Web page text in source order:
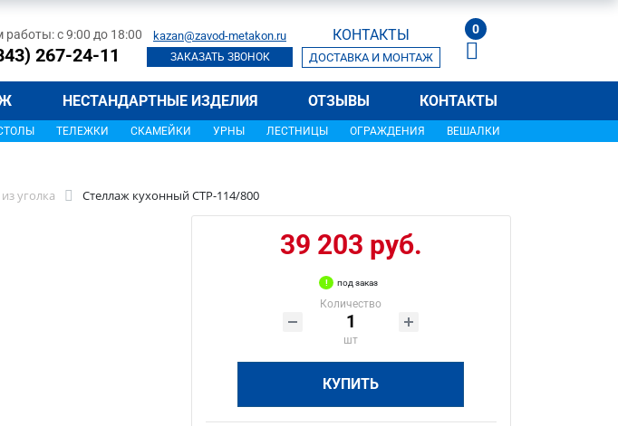
работы: с 9:00 до 18:00
267-24-11
kazan@zavod-metakon.ru
ЗАКАЗАТЬ ЗВОНОК
КОНТАКТЫ
ДОСТАВКА И МОНТАЖ
0
НЕСТАНДАРТНЫЕ ИЗДЕЛИЯ ОТЗЫВЫ КОНТАКТЫ
ТЕЛЕЖКИ СКАМЕЙКИ УРНЫ ЛЕСТНИЦЫ ОГРАЖДЕНИЯ ВЕШАЛКИ
уголка Стеллаж кухонный СТР-114/800
39 203 руб.
под заказ
Количество
шт
КУПИТЬ